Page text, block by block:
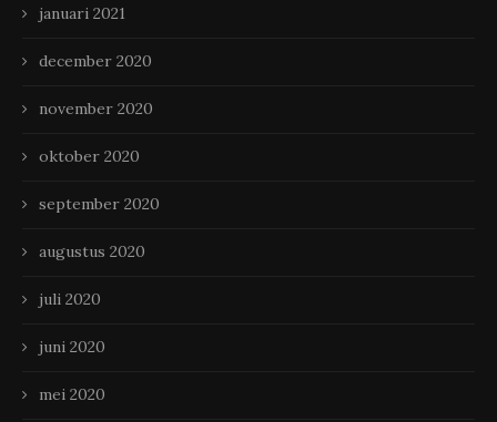
januari 2021
december 2020
november 2020
oktober 2020
september 2020
augustus 2020
juli 2020
juni 2020
mei 2020